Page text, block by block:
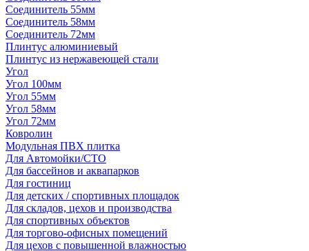
Соединитель 55мм
Соединитель 58мм
Соединитель 72мм
Плинтус алюминиевый
Плинтус из нержавеющей стали
Угол
Угол 100мм
Угол 55мм
Угол 58мм
Угол 72мм
Ковролин
Модульная ПВХ плитка
Для Автомойки/СТО
Для бассейнов и аквапарков
Для гостиниц
Для детских / спортивных площадок
Для складов, цехов и производства
Для спортивных объектов
Для торгово-офисных помещений
Для цехов с повышенной влажностью